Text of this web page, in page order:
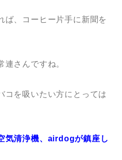
ば、コーヒー片手に新聞を
連さんですね。
コを吸いたい方にとっては
気清浄機、airdogが鎮座し